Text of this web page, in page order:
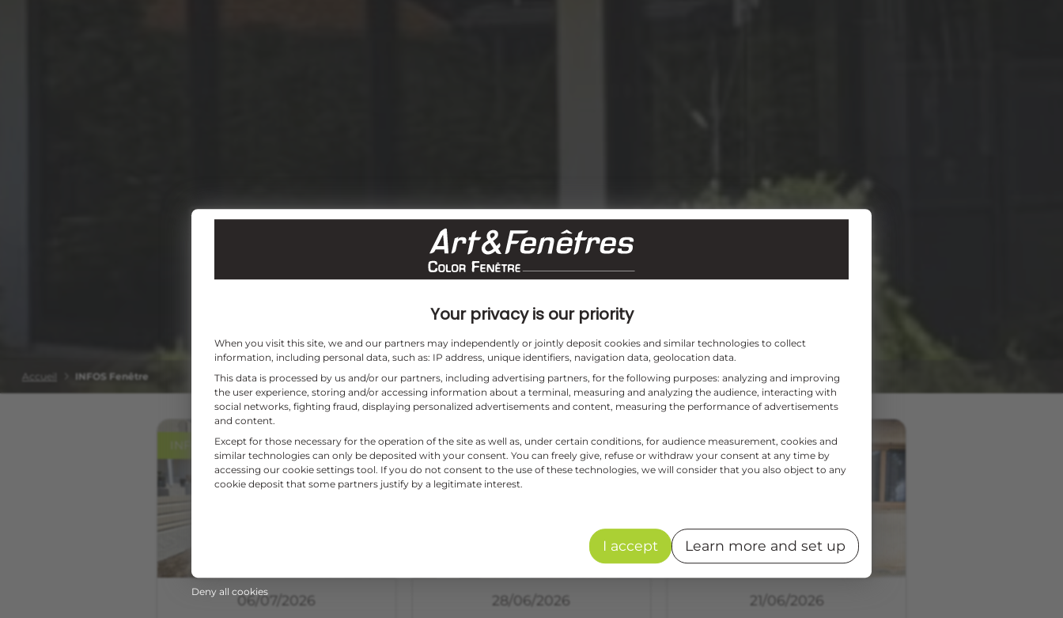
Accueil INFOS Fenêtre
06/07/2026
INFOS FENÊTRE
28/06/2026
INFOS FENÊTRE
21/06/2026
INFOS FENÊTRE
Deny all cookies
Your privacy is our priority
When you visit this site, we and our partners may independently or jointly deposit cookies and similar technologies to collect
information, including personal data, such as: IP address, unique identifiers, navigation data, geolocation data.
This data is processed by us and/or our partners, including advertising partners, for the following purposes: analyzing and improving
the user experience, storing and/or accessing information about a terminal, measuring and analyzing the audience, interacting with
social networks, fighting fraud, displaying personalized advertisements and content, measuring the performance of advertisements
and content.
Except for those necessary for the operation of the site as well as, under certain conditions, for audience measurement, cookies and
similar technologies can only be deposited with your consent. You can freely give, refuse or withdraw your consent at any time by
accessing our cookie settings tool. If you do not consent to the use of these technologies, we will consider that you also object to any
cookie deposit that some partners justify by a legitimate interest.
I accept Learn more and set up